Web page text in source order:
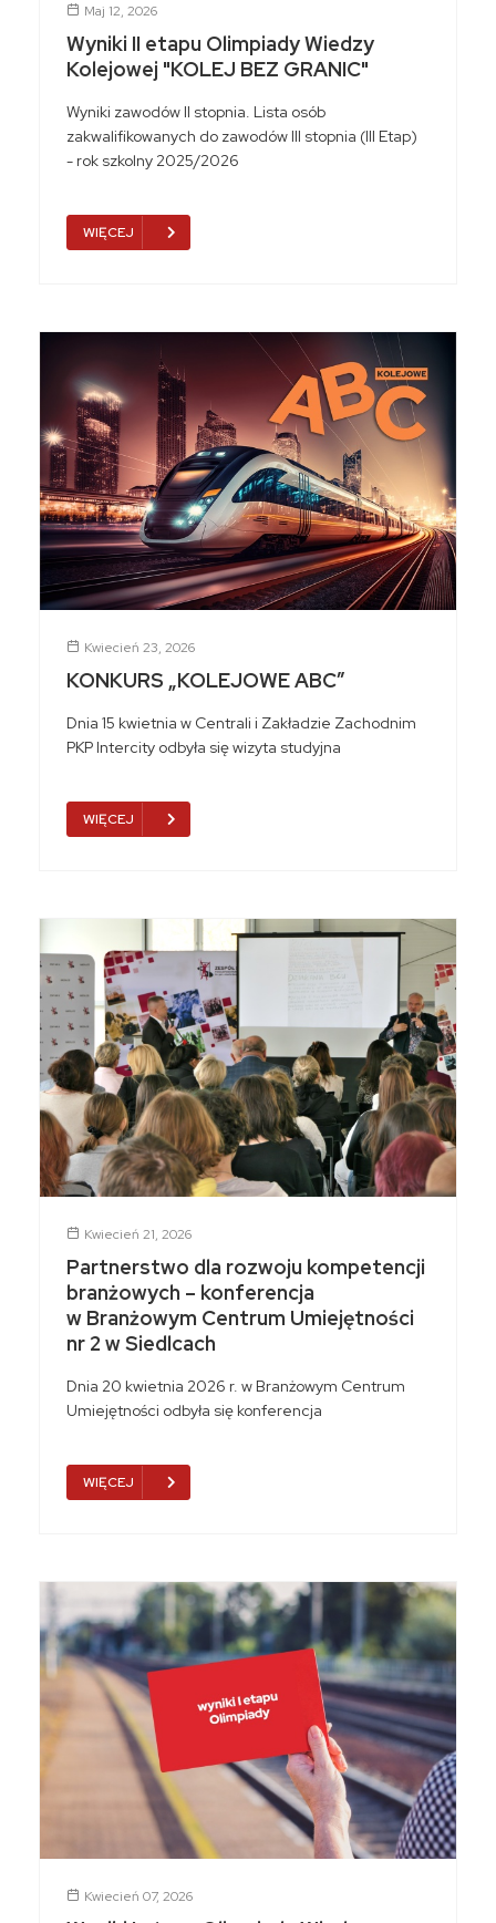
Maj 12, 2026
Wyniki II etapu Olimpiady Wiedzy
Kolejowej "KOLEJ BEZ GRANIC"
Wyniki zawodów II stopnia. Lista osób
zakwalifikowanych do zawodów III stopnia (III Etap)
- rok szkolny 2025/2026
WIĘCEJ
Kwiecień 23, 2026
KONKURS „KOLEJOWE ABC”
Dnia 15 kwietnia w Centrali i Zakładzie Zachodnim
PKP Intercity odbyła się wizyta studyjna
WIĘCEJ
Kwiecień 21, 2026
Partnerstwo dla rozwoju kompetencji
branżowych – konferencja
w Branżowym Centrum Umiejętności
nr 2 w Siedlcach
Dnia 20 kwietnia 2026 r. w Branżowym Centrum
Umiejętności odbyła się konferencja
WIĘCEJ
Kwiecień 07, 2026